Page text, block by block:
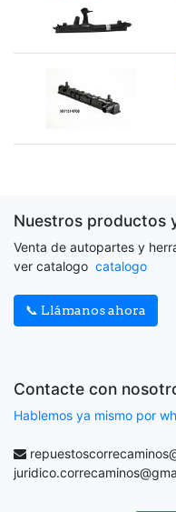
Nuestros productos
Venta de autopartes y
ver catalogo catalogo
📞 Llámanos ahora
Contacte con
Hablemos ya mismo por